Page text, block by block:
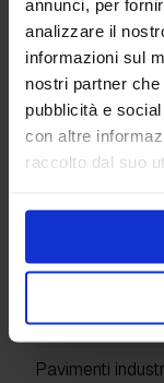
annunci, per
analizzare il
informazioni sul
nostri partner
pubblicità e
con altre
raccolto dal suo
Prodotti
Pavimenti
Richiedi